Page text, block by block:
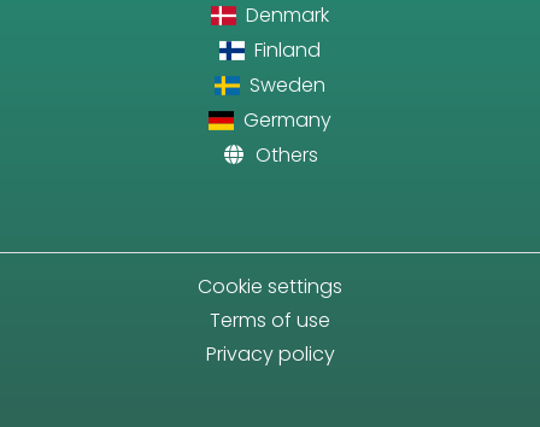
Denmark
Finland
Sweden
Germany
Others
Cookie settings
Terms of use
Privacy policy